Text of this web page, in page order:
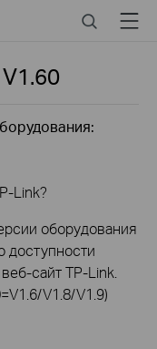
SearchMenu
V1.60
Link?
оборудования
доступности
сайт TP-Link.
V1.8/V1.9)